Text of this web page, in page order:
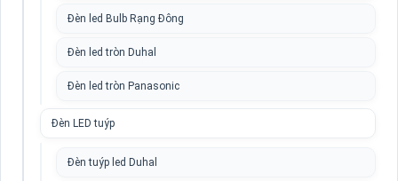
Đèn led Bulb Rạng Đông
Đèn led tròn Duhal
Đèn led tròn Panasonic
Đèn LED tuýp
Đèn tuýp led Duhal